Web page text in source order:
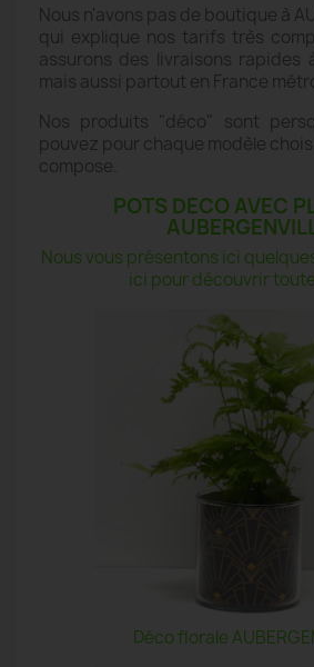
Nous n'avons pas de boutique à
qui explique nos tarifs très
assurons des livraisons rapides à
mais aussi partout en France
Nos produits "déco" sont
pouvez pour chaque modèle
compose.
POTS DECO AVEC
Nous vous présentons ici
ici pour découvrir
Déco florale